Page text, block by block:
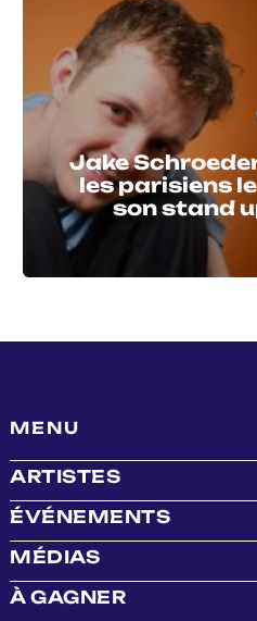
Jake
les parisiens
son stand
MENU
ARTISTES
ÉVÉNEMENTS
MÉDIAS
À GAGNER